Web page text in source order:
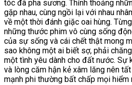
tóc đã pha sương. Thỉnh thoảng
gặp nhau, cùng ngồi lại với nhau
về một thời đánh giặc oai hùng.
những thước phim vô cùng sống
của sự sống và cái chết thật mong
sao không một ai biết sợ, phải
một tình yêu dành cho đất nước. Sự
và lòng căm hận kẻ xâm lăng nên
mạnh phi thường bất chấp mọi hiểm